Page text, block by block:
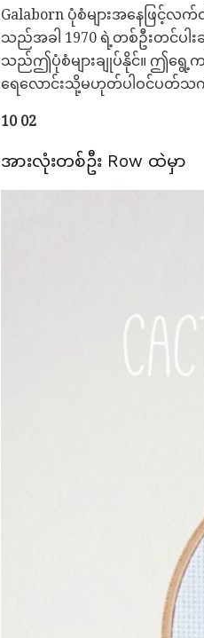
Galaborn ပုံစံများအနေဖြင့်
သည်အခါ 1970 ရဲ့တစ်ဦးတင်ပ
သည်ဤပုံစံများချုပ်နိုင်။ ဤရွ
ရေလောင်းသို့မဟုတ်ပါဝင်ပတ်
10 02
အားလုံးတစ်ဦး Row ထဲမှာ